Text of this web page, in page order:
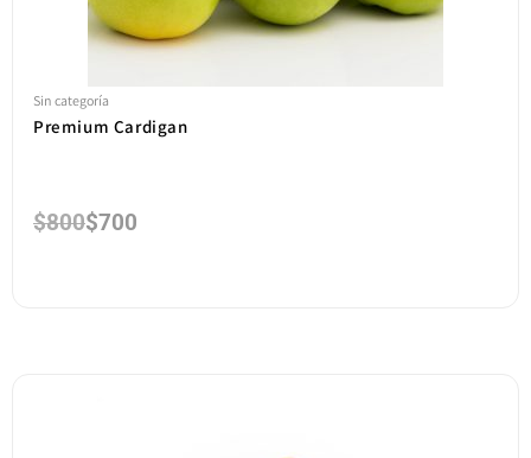
Sin categoría
Premium Cardigan
$800$700